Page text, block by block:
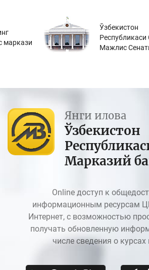
маркази
Ўзбекистон
Республикаси
Мажлис
Янги илова
Ўзбекистон
Марказий
Online доступ к
информационным ресурсам
Интернет, с возможностью
получать обновленную
числе сведения о